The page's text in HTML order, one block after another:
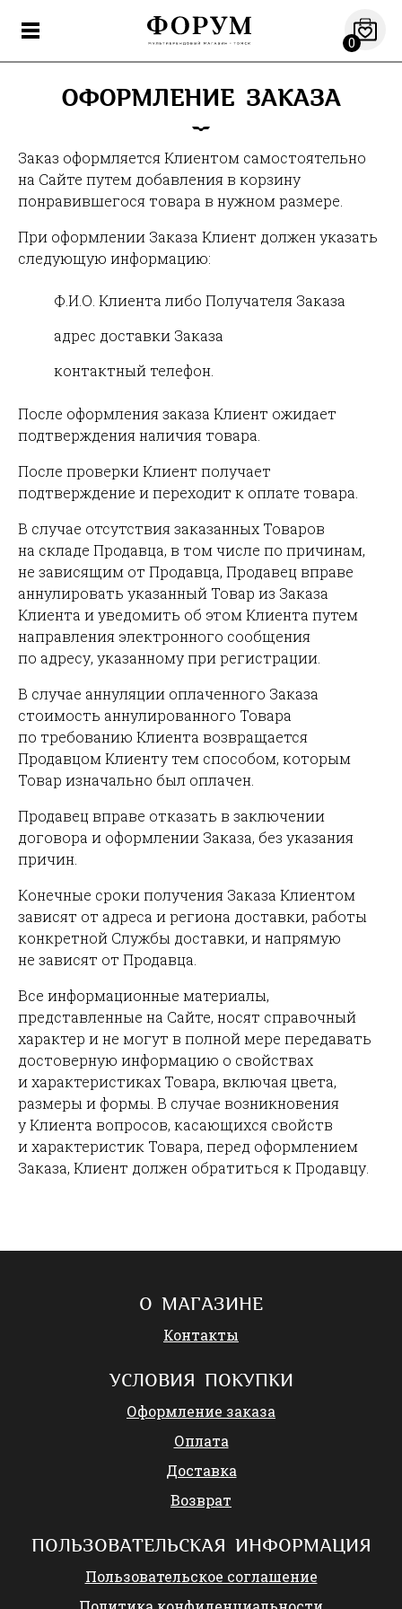
0
ОФОРМЛЕНИЕ ЗАКАЗА
Заказ оформляется Клиентом самостоятельно
на Сайте путем добавления в корзину
понравившегося товара в нужном размере.
При оформлении Заказа Клиент должен указать
следующую информацию:
Ф.И.О. Клиента либо Получателя Заказа
адрес доставки Заказа
контактный телефон.
После оформления заказа Клиент ожидает
подтверждения наличия товара.
После проверки Клиент получает
подтверждение и переходит к оплате товара.
В случае отсутствия заказанных Товаров
на складе Продавца, в том числе по причинам,
не зависящим от Продавца, Продавец вправе
аннулировать указанный Товар из Заказа
Клиента и уведомить об этом Клиента путем
направления электронного сообщения
по адресу, указанному при регистрации.
В случае аннуляции оплаченного Заказа
стоимость аннулированного Товара
по требованию Клиента возвращается
Продавцом Клиенту тем способом, которым
Товар изначально был оплачен.
Продавец вправе отказать в заключении
договора и оформлении Заказа, без указания
причин.
Конечные сроки получения Заказа Клиентом
зависят от адреса и региона доставки, работы
конкретной Службы доставки, и напрямую
не зависят от Продавца.
Все информационные материалы,
представленные на Сайте, носят справочный
характер и не могут в полной мере передавать
достоверную информацию о свойствах
и характеристиках Товара, включая цвета,
размеры и формы. В случае возникновения
у Клиента вопросов, касающихся свойств
и характеристик Товара, перед оформлением
Заказа, Клиент должен обратиться к Продавцу.
О МАГАЗИНЕ
Контакты
УСЛОВИЯ ПОКУПКИ
Оформление заказа
Оплата
Доставка
Возврат
ПОЛЬЗОВАТЕЛЬСКАЯ ИНФОРМАЦИЯ
Пользовательское соглашение